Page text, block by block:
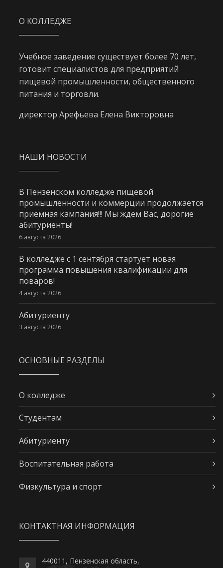
О КОЛЛЕДЖЕ
Учебное заведение существует более 70 лет,
готовит специалистов для предприятий
пищевой промышленности, общественного
питания и торговли.
директор Арефьева Елена Викторовна
НАШИ НОВОСТИ
В Пензенском колледже пищевой
промышленности и коммерции продолжается
приемная кампания!!! Мы ждем Вас, дорогие
абитуриенты!
6 августа 2026
В колледже с 1 сентября стартует новая
программа повышения квалификации для
поваров!
4 августа 2026
Абитуриенту
3 августа 2026
ОСНОВНЫЕ РАЗДЕЛЫ
О колледже
Студентам
Абитуриенту
Воспитательная работа
Физкультура и спорт
КОНТАКТНАЯ ИНФОРМАЦИЯ
440011, Пензенская область,